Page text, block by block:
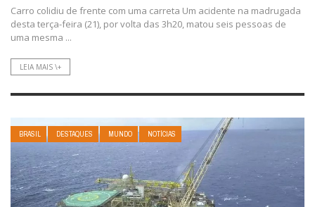
Carro colidiu de frente com uma carreta Um acidente na madrugada
desta terça-feira (21), por volta das 3h20, matou seis pessoas de
uma mesma ...
LEIA MAIS \+
BRASIL DESTAQUES MUNDO NOTÍCIAS